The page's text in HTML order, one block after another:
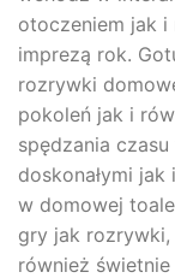
otoczeniem jak i
imprezą rok.
rozrywki
pokoleń jak i
spędzania
doskonałymi
w domowej
gry jak
również